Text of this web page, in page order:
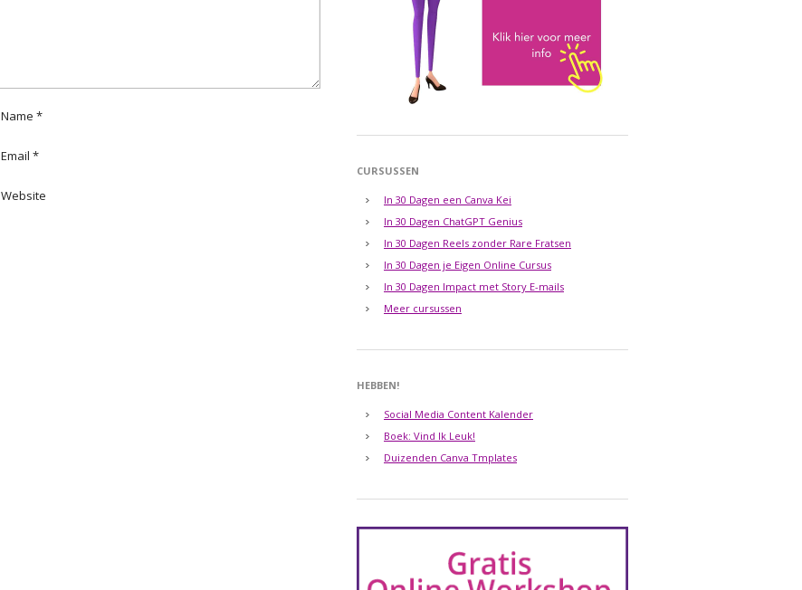
Name *
Email *
Website
CURSUSSEN
In 30 Dagen een Canva Kei
In 30 Dagen ChatGPT Genius
In 30 Dagen Reels zonder Rare Fratsen
In 30 Dagen je Eigen Online Cursus
In 30 Dagen Impact met Story E-mails
Meer cursussen
HEBBEN!
Social Media Content Kalender
Boek: Vind Ik Leuk!
Duizenden Canva Tmplates